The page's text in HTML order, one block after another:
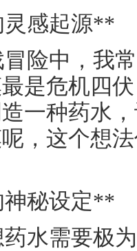
感起源**
险中，我
是危机四
一种药水
，这个想
秘设定**
水需要极